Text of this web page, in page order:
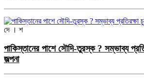
দে । শ
পাকিস্তানের পাশে সৌদি-তুরস্ক ? সম্ভাব্য
জল্পনা